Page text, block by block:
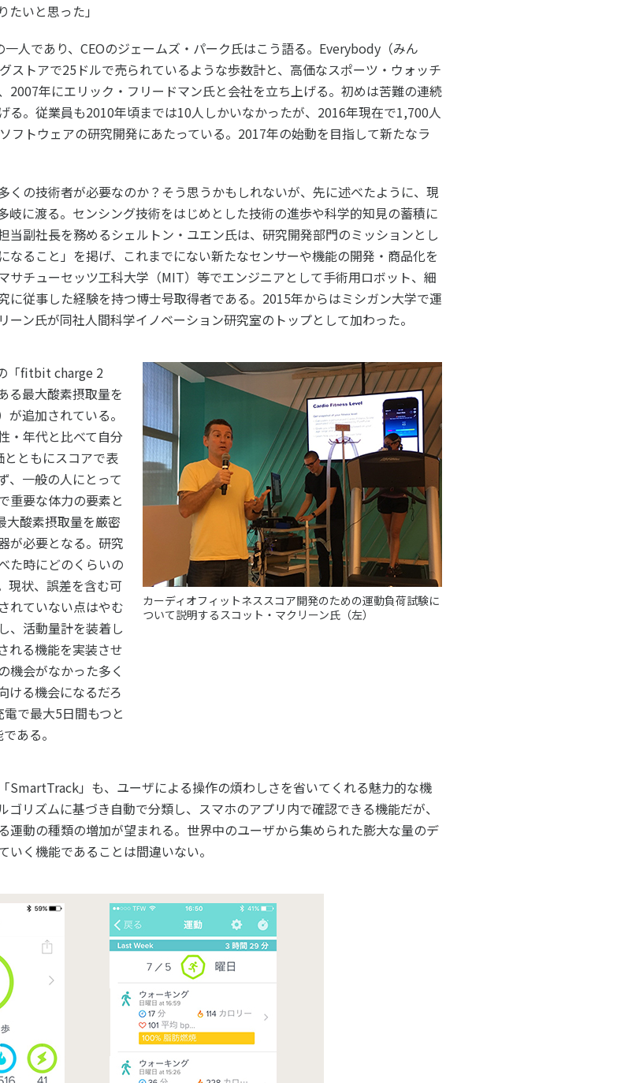
いと思った」
人であり、CEOのジェームズ・パーク氏はこう語る。Everybody（みん
ストアで25ドルで売られているような歩数計と、高価なスポーツ・ウォッチ
2007年にエリック・フリードマン氏と会社を立ち上げる。初めは苦難の連続
る。従業員も2010年頃までは10人しかいなかったが、2016年現在で1,700人
フトウェアの研究開発にあたっている。2017年の始動を目指して新たなラ
くの技術者が必要なのか？そう思うかもしれないが、先に述べたように、現
に渡る。センシング技術をはじめとした技術の進歩や科学的知見の蓄積に
副社長を務めるシェルトン・ユエン氏は、研究開発部門のミッションとし
ること」を掲げ、これまでにない新たなセンサーや機能の開発・商品化を
サチューセッツ工科大学（MIT）等でエンジニアとして手術用ロボット、細
に従事した経験を持つ博士号取得者である。2015年からはミシガン大学で運
ン氏が同社人間科学イノベーション研究室のトップとして加わった。
カーディオフィットネススコア開発のための運動負荷試験に
ついて説明するスコット・マクリーン氏（左）
「fitbit charge 2
る最大酸素摂取量を
追加されている。
・年代と比べて自分
ともにスコアで表
、一般の人にとって
重要な体力の要素と
大酸素摂取量を厳密
が必要となる。研究
た時にどのくらいの
現状、誤差を含む可
れていない点はやむ
、活動量計を装着し
れる機能を実装させ
機会がなかった多く
ける機会になるだろ
で最大5日間もつと
ある。
SmartTrack」も、ユーザによる操作の煩わしさを省いてくれる魅力的な機
リズムに基づき自動で分類し、スマホのアプリ内で確認できる機能だが、
運動の種類の増加が望まれる。世界中のユーザから集められた膨大な量のデ
く機能であることは間違いない。